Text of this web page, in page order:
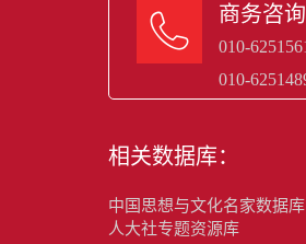
 商务咨询
010-
010-
相关数据库：
中国思想与文化名家数据库
人大社专题资源库